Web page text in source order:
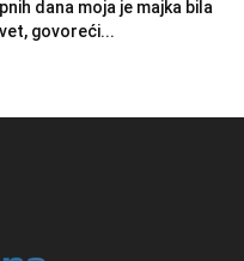
dana moja je majka bila
govoreći...